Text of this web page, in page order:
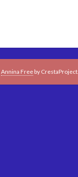
Annina Freeby CrestaProject.